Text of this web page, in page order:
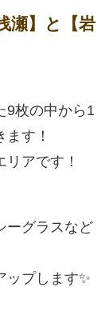
瀬】と【岩
9枚の中から1
す！
アです！
ーグラスなど
ップします✨